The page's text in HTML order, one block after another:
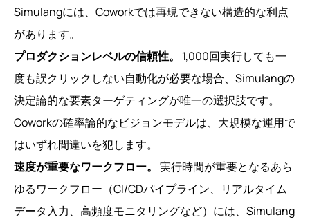
Simulangには、Coworkでは再現できない構造的な利点
があります。
プロダクションレベルの信頼性。
1,000回実行しても一
度も誤クリックしない自動化が必要な場合、Simulangの
決定論的な要素ターゲティングが唯一の選択肢です。
Coworkの確率論的なビジョンモデルは、大規模な運用で
はいずれ間違いを犯します。
速度が重要なワークフロー。 実行時間が重要となるあら
ゆるワークフロー（CI/CDパイプライン、リアルタイム
データ入力、高頻度モニタリングなど）には、Simulang